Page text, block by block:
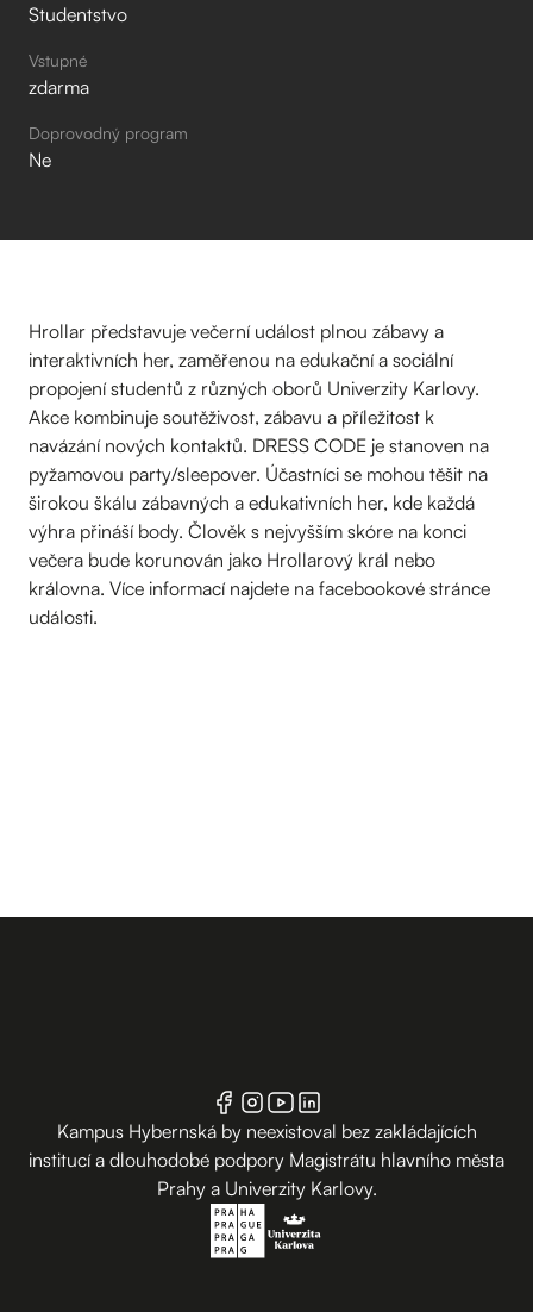
Studentstvo
Vstupné
zdarma
Doprovodný program
Ne
Hrollar představuje večerní událost plnou zábavy a
interaktivních her, zaměřenou na edukační a sociální
propojení studentů z různých oborů Univerzity Karlovy.
Akce kombinuje soutěživost, zábavu a příležitost k
navázání nových kontaktů. DRESS CODE je stanoven na
pyžamovou party/sleepover. Účastníci se mohou těšit na
širokou škálu zábavných a edukativních her, kde každá
výhra přináší body. Člověk s nejvyšším skóre na konci
večera bude korunován jako Hrollarový král nebo
královna. Více informací najdete na facebookové stránce
události.
Kampus Hybernská by neexistoval bez zakládajících
institucí a dlouhodobé podpory Magistrátu hlavního města
Prahy a Univerzity Karlovy.